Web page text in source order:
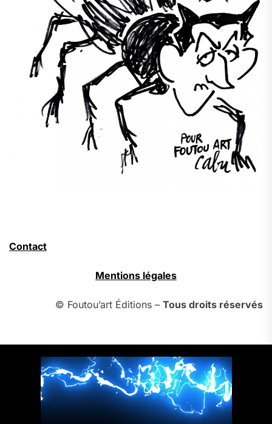
Contact
Mentions légales
© Foutou’art Éditions – Tous droits réservés